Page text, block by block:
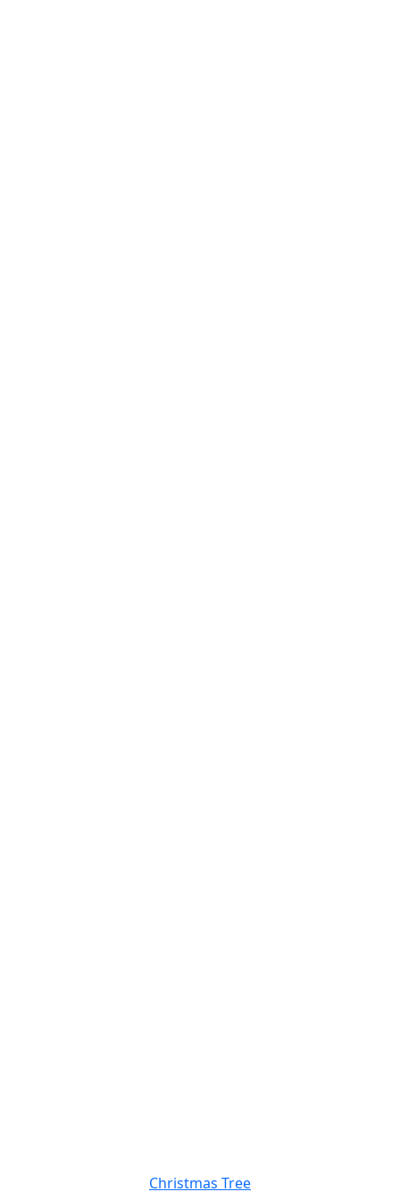
Christmas Tree